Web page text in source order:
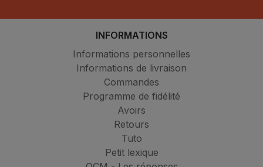
INFORMATIONS
Informations personnelles
Informations de livraison
Commandes
Programme de fidélité
Avoirs
Retours
Tuto
Petit lexique